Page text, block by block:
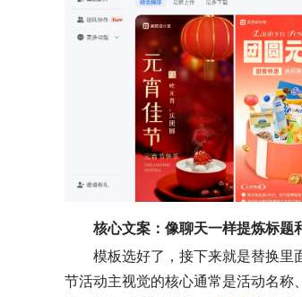
核心文案：像聊天一样提炼标题
模板选好了，接下来就是替换里
节活动主视觉的核心通常是活动名称